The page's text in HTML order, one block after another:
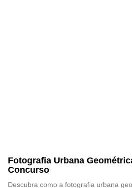
Fotografia Urbana
Concurso
Descubra como a fotografia urbana